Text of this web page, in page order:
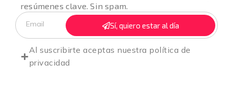
resúmenes clave. Sin spam.
Sí, quiero estar al día
Al suscribirte aceptas nuestra política de
privacidad